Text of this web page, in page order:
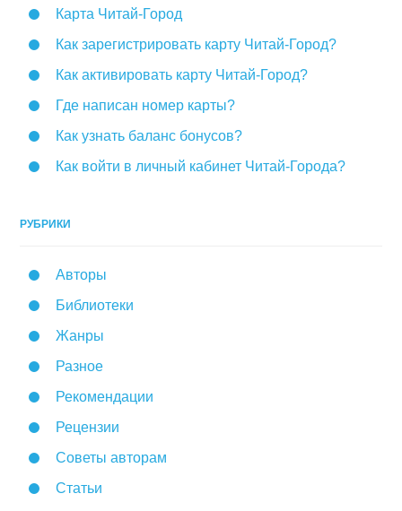
Карта Читай-Город
Как зарегистрировать карту Читай-Город?
Как активировать карту Читай-Город?
Где написан номер карты?
Как узнать баланс бонусов?
Как войти в личный кабинет Читай-Города?
РУБРИКИ
Авторы
Библиотеки
Жанры
Разное
Рекомендации
Рецензии
Советы авторам
Статьи